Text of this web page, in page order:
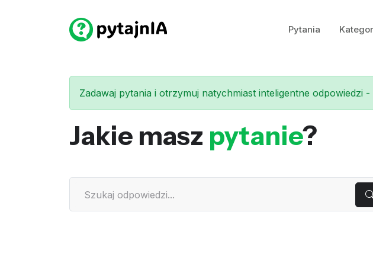
Pytania
Zadawaj pytania i otrzymuj natychmiast inteligentne odpowiedzi -
Jakie masz pytanie?